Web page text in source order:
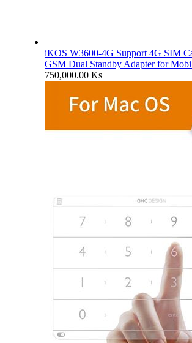
iKOS W3600-4G Support 4G SIM
GSM Dual Standby Adapter for
750,000.00 Ks